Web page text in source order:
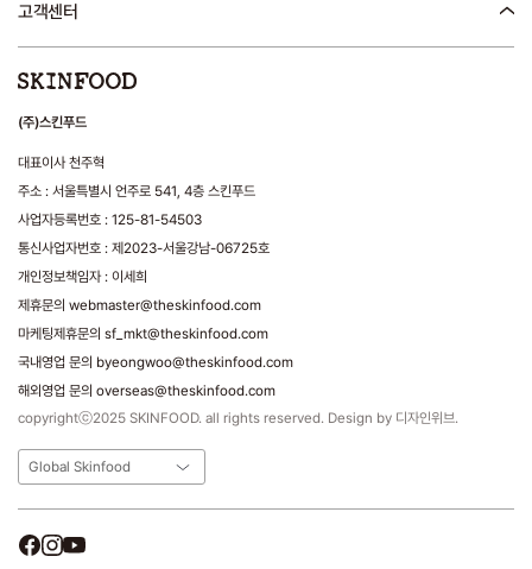
고객센터
(주)스킨푸드
대표이사 천주혁
주소 : 서울특별시 언주로 541, 4층 스킨푸드
사업자등록번호 : 125-81-54503
통신사업자번호 : 제2023-서울강남-06725호
개인정보책임자 : 이세희
제휴문의 webmaster@theskinfood.com
마케팅제휴문의 sf_mkt@theskinfood.com
국내영업 문의 byeongwoo@theskinfood.com
해외영업 문의 overseas@theskinfood.com
copyrightⓒ2025 SKINFOOD. all rights reserved. Design by 디자인위브.
Global Skinfood